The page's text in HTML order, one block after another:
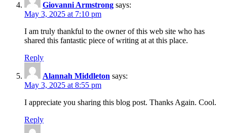
Giovanni Armstrong says:
May 3, 2025 at 7:10 pm
I am truly thankful to the owner of this web site who has
shared this fantastic piece of writing at at this place.
Reply
Alannah Middleton says:
May 3, 2025 at 8:55 pm
I appreciate you sharing this blog post. Thanks Again. Cool.
Reply